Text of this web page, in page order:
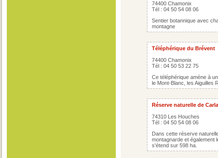
74400 Chamonix
Tél : 04 50 54 08 06
Sentier botannique avec
montagne
Téléphérique du Brévent
74400 Chamonix
Tél : 04 50 53 22 75
Ce téléphérique amène à
le Mont-Blanc, les Aiguilles
Réserve naturelle de
74310 Les Houches
Tél : 04 50 54 08 06
Dans cette réserve
montagnarde et également
s'étend sur 598 ha.